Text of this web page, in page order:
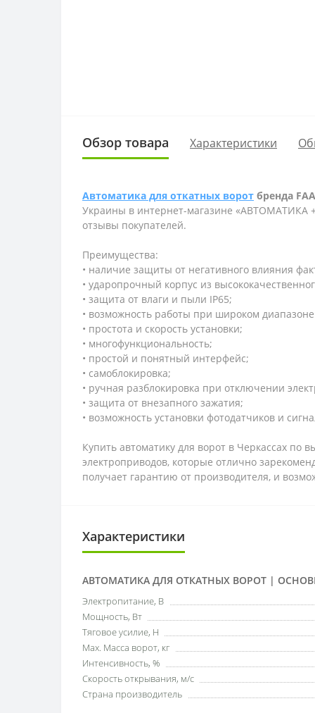
Обзор товара Характеристики
Автоматика для откатных ворот бренда
Украины в интернет-магазине «АВТОМАТИКА
отзывы покупателей.
Преимущества:
• наличие защиты от негативного влияния
• ударопрочный корпус из
• защита от влаги и пыли IP65;
• возможность работы при широком
• простота и скорость установки;
• многофункциональность;
• простой и понятный интерфейс;
• самоблокировка;
• ручная разблокировка при отключении
• защита от внезапного зажатия;
• возможность установки фотодатчиков и
Купить автоматику для ворот в Черкассах
электроприводов, которые отлично
получает гарантию от производителя, и
Характеристики
АВТОМАТИКА ДЛЯ ОТКАТНЫХ ВОРОТ |
Электропитание, В
Мощность, Вт
Тяговое усилие, Н
Мах. Масса ворот, кг
Интенсивность, %
Скорость открывания, м/с
Страна производитель